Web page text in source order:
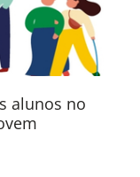
alunos no